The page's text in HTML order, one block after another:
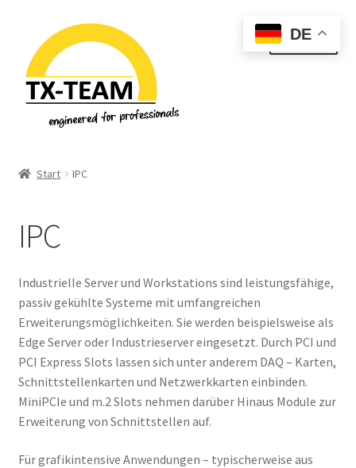
Navigation
springen
Inhalt
springen
Menü
Datenschutzerklärung & Privatsphäre
Downloads
EU-Steuer Informationen
Händler / Reseller
Impressum
Start IPC
IPC
Industrielle Server und Workstations sind leistungsfähige,
passiv gekühlte Systeme mit umfangreichen
Erweiterungsmöglichkeiten. Sie werden beispielsweise als
Edge Server oder Industrieserver eingesetzt. Durch PCI und
PCI Express Slots lassen sich unter anderem DAQ – Karten,
Schnittstellenkarten und Netzwerkkarten einbinden.
MiniPCIe und m.2 Slots nehmen darüber Hinaus Module zur
Erweiterung von Schnittstellen auf.
Für grafikintensive Anwendungen – typischerweise aus
DE